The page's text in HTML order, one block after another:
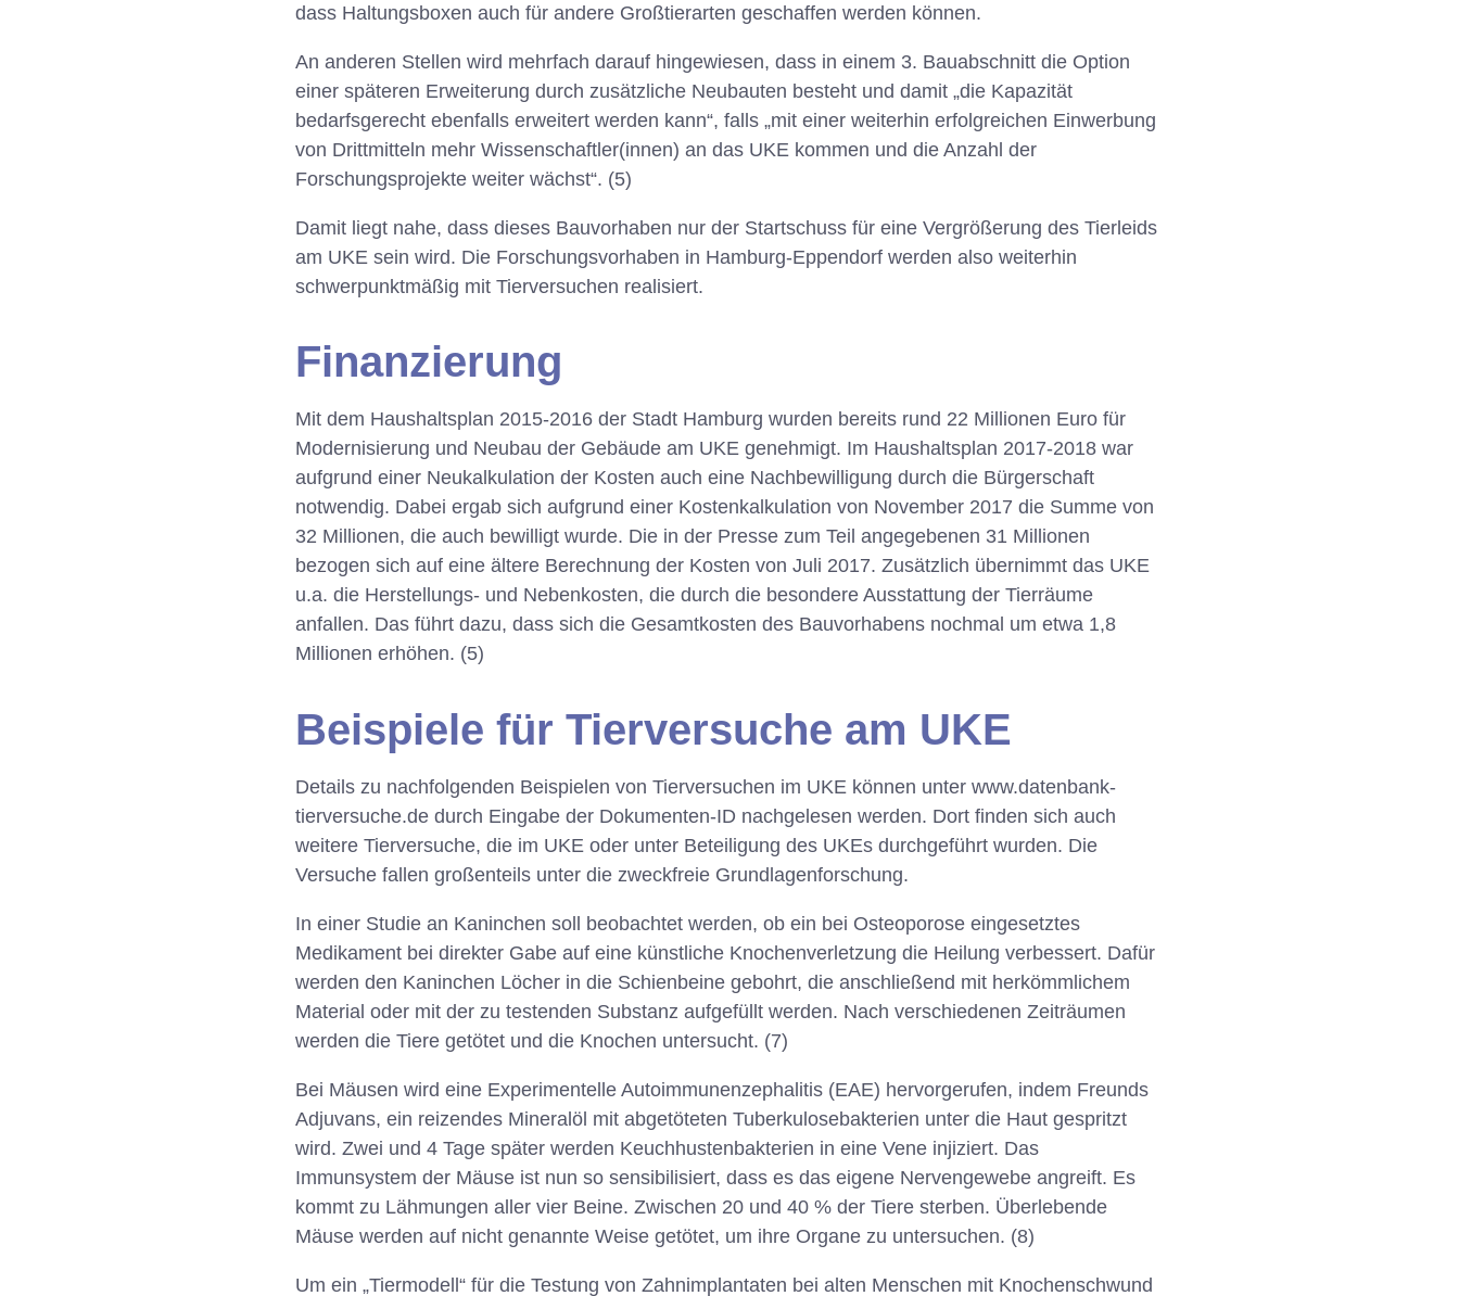
dass Haltungsboxen auch für andere Großtierarten geschaffen werden können.
An anderen Stellen wird mehrfach darauf hingewiesen, dass in einem 3. Bauabschnitt die Option
einer späteren Erweiterung durch zusätzliche Neubauten besteht und damit „die Kapazität
bedarfsgerecht ebenfalls erweitert werden kann“, falls „mit einer weiterhin erfolgreichen Einwerbung
von Drittmitteln mehr Wissenschaftler(innen) an das UKE kommen und die Anzahl der
Forschungsprojekte weiter wächst“. (5)
Damit liegt nahe, dass dieses Bauvorhaben nur der Startschuss für eine Vergrößerung des Tierleids
am UKE sein wird. Die Forschungsvorhaben in Hamburg-Eppendorf werden also weiterhin
schwerpunktmäßig mit Tierversuchen realisiert.
Finanzierung
Mit dem Haushaltsplan 2015-2016 der Stadt Hamburg wurden bereits rund 22 Millionen Euro für
Modernisierung und Neubau der Gebäude am UKE genehmigt. Im Haushaltsplan 2017-2018 war
aufgrund einer Neukalkulation der Kosten auch eine Nachbewilligung durch die Bürgerschaft
notwendig. Dabei ergab sich aufgrund einer Kostenkalkulation von November 2017 die Summe von
32 Millionen, die auch bewilligt wurde. Die in der Presse zum Teil angegebenen 31 Millionen
bezogen sich auf eine ältere Berechnung der Kosten von Juli 2017. Zusätzlich übernimmt das UKE
u.a. die Herstellungs- und Nebenkosten, die durch die besondere Ausstattung der Tierräume
anfallen. Das führt dazu, dass sich die Gesamtkosten des Bauvorhabens nochmal um etwa 1,8
Millionen erhöhen. (5)
Beispiele für Tierversuche am UKE
Details zu nachfolgenden Beispielen von Tierversuchen im UKE können unter www.datenbank-
tierversuche.de durch Eingabe der Dokumenten-ID nachgelesen werden. Dort finden sich auch
weitere Tierversuche, die im UKE oder unter Beteiligung des UKEs durchgeführt wurden. Die
Versuche fallen großenteils unter die zweckfreie Grundlagenforschung.
In einer Studie an Kaninchen soll beobachtet werden, ob ein bei Osteoporose eingesetztes
Medikament bei direkter Gabe auf eine künstliche Knochenverletzung die Heilung verbessert. Dafür
werden den Kaninchen Löcher in die Schienbeine gebohrt, die anschließend mit herkömmlichem
Material oder mit der zu testenden Substanz aufgefüllt werden. Nach verschiedenen Zeiträumen
werden die Tiere getötet und die Knochen untersucht. (7)
Bei Mäusen wird eine Experimentelle Autoimmunenzephalitis (EAE) hervorgerufen, indem Freunds
Adjuvans, ein reizendes Mineralöl mit abgetöteten Tuberkulosebakterien unter die Haut gespritzt
wird. Zwei und 4 Tage später werden Keuchhustenbakterien in eine Vene injiziert. Das
Immunsystem der Mäuse ist nun so sensibilisiert, dass es das eigene Nervengewebe angreift. Es
kommt zu Lähmungen aller vier Beine. Zwischen 20 und 40 % der Tiere sterben. Überlebende
Mäuse werden auf nicht genannte Weise getötet, um ihre Organe zu untersuchen. (8)
Um ein „Tiermodell“ für die Testung von Zahnimplantaten bei alten Menschen mit Knochenschwund